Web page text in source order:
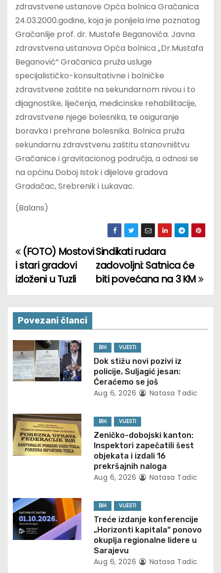
zdravstvene ustanove Opća bolnica Gračanica
24.03.2000.godine, koja je ponijela ime poznatog
Gračanlije prof. dr. Mustafe Beganovića. Javna
zdravstvena ustanova Opća bolnica „Dr.Mustafa
Beganović“ Gračanica pruža usluge
specijalističko-konsultativne i bolničke
zdravstvene zaštite na sekundarnom nivou i to
dijagnostike, liječenja, medicinske rehabilitacije,
zdravstvene njege bolesnika, te osiguranje
boravka i prehrane bolesnika. Bolnica pruža
sekundarnu zdravstvenu zaštitu stanovništvu
Gračanice i gravitacionog područja, a odnosi se
na općinu Doboj Istok i dijelove gradova
Gradačac, Srebrenik i Lukavac.
(Balans)
P
o
t
n
a
v
g
a
o
n
Sindikati rudara
zadovoljni: Satnica će
biti povećana na 3 KM
(FOTO) Mostovi
i stari gradovi
izloženi u Tuzli
Povezani članci
BIH VIJESTI
Dok stižu novi pozivi iz
policije, Suljagić jesan:
Ćeraćemo se još
Aug 6, 2026 Natasa Tadic
BIH VIJESTI
Zeničko-dobojski kanton:
Inspektori zapečatili šest
objekata i izdali 16
prekršajnih naloga
Aug 6, 2026 Natasa Tadic
BIH VIJESTI
Treće izdanje konferencije
„Horizonti kapitala“ ponovo
okuplja regionalne lidere u
Sarajevu
Aug 6, 2026 Natasa Tadic